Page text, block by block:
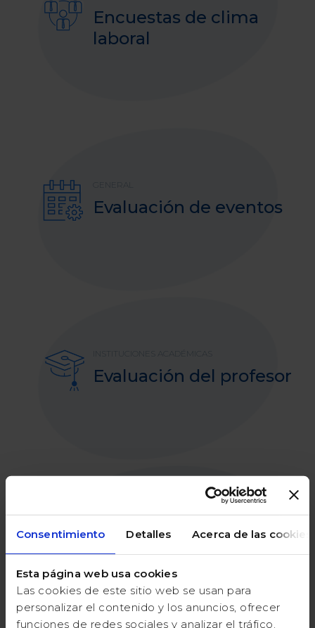
Consentimiento Detalles Acerca de las cookies
Esta página web usa cookies
Las cookies de este sitio web se usan para
personalizar el contenido y los anuncios, ofrecer
funciones de redes sociales y analizar el tráfico.
Encuestas de clima
laboral
Evaluación de eventos
Evaluación del profesor
Familiares y amigos